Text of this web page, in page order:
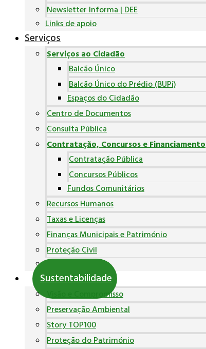
Newsletter Informa | DEE
Links de apoio
Serviços
Serviços ao Cidadão
Balcão Único
Balcão Único do Prédio (BUPi)
Espaços do Cidadão
Centro de Documentos
Consulta Pública
Contratação, Concursos e Financiamento
Contratação Pública
Concursos Públicos
Fundos Comunitários
Recursos Humanos
Taxas e Licenças
Finanças Municipais e Património
Proteção Civil
Polícia Municipal
Sustentabilidade
Visão e Compromisso
Preservação Ambiental
Story TOP100
Proteção do Património